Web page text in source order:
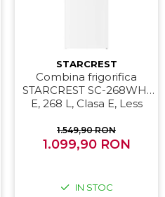
STARCREST
Combina frigorifica
STARCREST SC-268WH-
E, 268 L, Clasa E, Less
Iluminare LED, Picioare
ajustabile, Usi reversibile,
1.549,90 RON
1.099,90 RON
IN STOC